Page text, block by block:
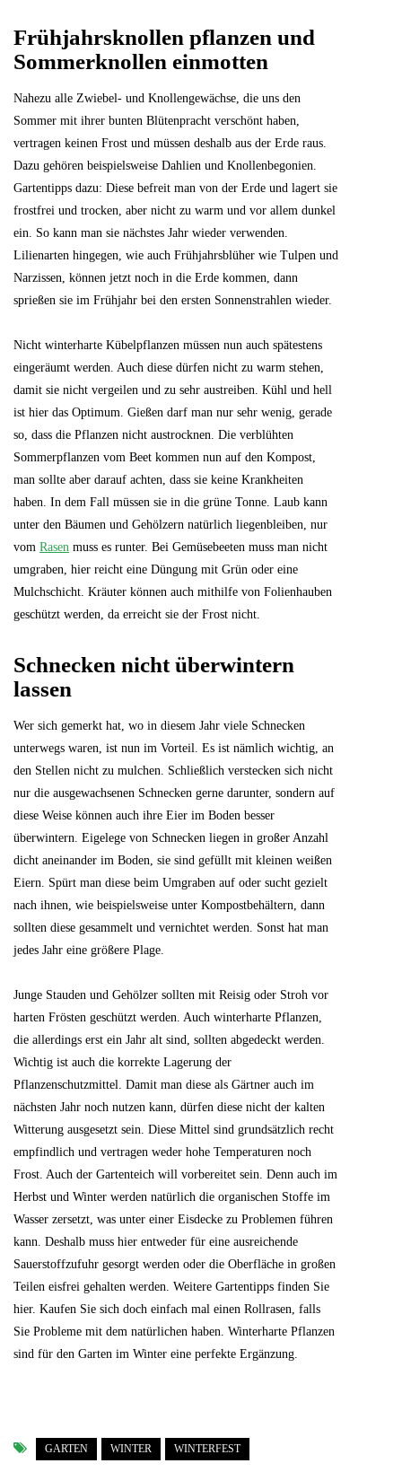
Frühjahrsknollen pflanzen und
Sommerknollen einmotten
Nahezu alle Zwiebel- und Knollengewächse, die uns den
Sommer mit ihrer bunten Blütenpracht verschönt haben,
vertragen keinen Frost und müssen deshalb aus der Erde raus.
Dazu gehören beispielsweise Dahlien und Knollenbegonien.
Gartentipps dazu: Diese befreit man von der Erde und lagert sie
frostfrei und trocken, aber nicht zu warm und vor allem dunkel
ein. So kann man sie nächstes Jahr wieder verwenden.
Lilienarten hingegen, wie auch Frühjahrsblüher wie Tulpen und
Narzissen, können jetzt noch in die Erde kommen, dann
sprießen sie im Frühjahr bei den ersten Sonnenstrahlen wieder.
Nicht winterharte Kübelpflanzen müssen nun auch spätestens
eingeräumt werden. Auch diese dürfen nicht zu warm stehen,
damit sie nicht vergeilen und zu sehr austreiben. Kühl und hell
ist hier das Optimum. Gießen darf man nur sehr wenig, gerade
so, dass die Pflanzen nicht austrocknen. Die verblühten
Sommerpflanzen vom Beet kommen nun auf den Kompost,
man sollte aber darauf achten, dass sie keine Krankheiten
haben. In dem Fall müssen sie in die grüne Tonne. Laub kann
unter den Bäumen und Gehölzern natürlich liegenbleiben, nur
vom Rasen muss es runter. Bei Gemüsebeeten muss man nicht
umgraben, hier reicht eine Düngung mit Grün oder eine
Mulchschicht. Kräuter können auch mithilfe von Folienhauben
geschützt werden, da erreicht sie der Frost nicht.
Schnecken nicht überwintern
lassen
Wer sich gemerkt hat, wo in diesem Jahr viele Schnecken
unterwegs waren, ist nun im Vorteil. Es ist nämlich wichtig, an
den Stellen nicht zu mulchen. Schließlich verstecken sich nicht
nur die ausgewachsenen Schnecken gerne darunter, sondern auf
diese Weise können auch ihre Eier im Boden besser
überwintern. Eigelege von Schnecken liegen in großer Anzahl
dicht aneinander im Boden, sie sind gefüllt mit kleinen weißen
Eiern. Spürt man diese beim Umgraben auf oder sucht gezielt
nach ihnen, wie beispielsweise unter Kompostbehältern, dann
sollten diese gesammelt und vernichtet werden. Sonst hat man
jedes Jahr eine größere Plage.
Junge Stauden und Gehölzer sollten mit Reisig oder Stroh vor
harten Frösten geschützt werden. Auch winterharte Pflanzen,
die allerdings erst ein Jahr alt sind, sollten abgedeckt werden.
Wichtig ist auch die korrekte Lagerung der
Pflanzenschutzmittel. Damit man diese als Gärtner auch im
nächsten Jahr noch nutzen kann, dürfen diese nicht der kalten
Witterung ausgesetzt sein. Diese Mittel sind grundsätzlich recht
empfindlich und vertragen weder hohe Temperaturen noch
Frost. Auch der Gartenteich will vorbereitet sein. Denn auch im
Herbst und Winter werden natürlich die organischen Stoffe im
Wasser zersetzt, was unter einer Eisdecke zu Problemen führen
kann. Deshalb muss hier entweder für eine ausreichende
Sauerstoffzufuhr gesorgt werden oder die Oberfläche in großen
Teilen eisfrei gehalten werden. Weitere Gartentipps finden Sie
hier. Kaufen Sie sich doch einfach mal einen Rollrasen, falls
Sie Probleme mit dem natürlichen haben. Winterharte Pflanzen
sind für den Garten im Winter eine perfekte Ergänzung.
GARTEN WINTER WINTERFEST